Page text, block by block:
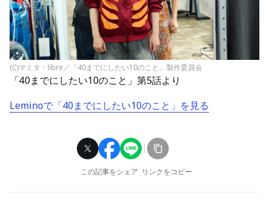
(C)マミタ・libre／「40までにしたい10のこと」製作委員会
「40までにしたい10のこと」第5話より
Leminoで「40までにしたい10のこと」を見る
この記事をシェア リンクをコピー